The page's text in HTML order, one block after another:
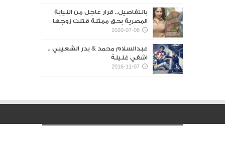
بالتفاصيل.. قرار عاجل من النيابة
المصرية بحق ممثلة قتلت زوجها
2020-07-08
عبدالسلام محمد & بدر الشعيبي ..
اشفي غليلة
2016-11-07